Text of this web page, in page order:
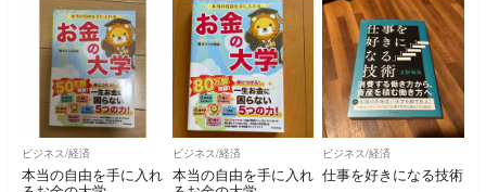
ビジネス/経済
本当の自由を手に入れ
ビジネス/経済
本当の自由を手に入れ
ビジネス/経済
仕事を好きになる技術